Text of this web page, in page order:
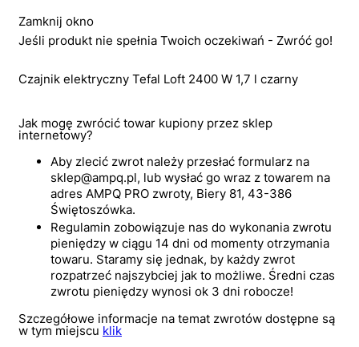
Zamknij okno
Jeśli produkt nie spełnia Twoich oczekiwań - Zwróć go!
Czajnik elektryczny Tefal Loft 2400 W 1,7 l czarny
Jak mogę zwrócić towar kupiony przez sklep
internetowy?
Aby zlecić zwrot należy przesłać formularz na
sklep@ampq.pl, lub wysłać go wraz z towarem na
adres AMPQ PRO zwroty, Biery 81, 43-386
Świętoszówka.
Regulamin zobowiązuje nas do wykonania zwrotu
pieniędzy w ciągu 14 dni od momenty otrzymania
towaru. Staramy się jednak, by każdy zwrot
rozpatrzeć najszybciej jak to możliwe. Średni czas
zwrotu pieniędzy wynosi ok 3 dni robocze!
Szczegółowe informacje na temat zwrotów dostępne są
w tym miejscu klik